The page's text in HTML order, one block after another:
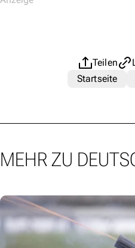
Teilen
Startseite
MEHR ZU